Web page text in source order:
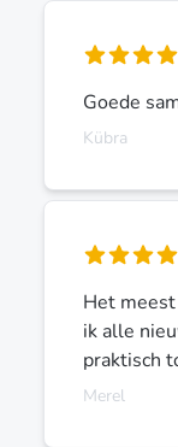
Goede
Kübra
Het
ik alle
praktisch
Merel